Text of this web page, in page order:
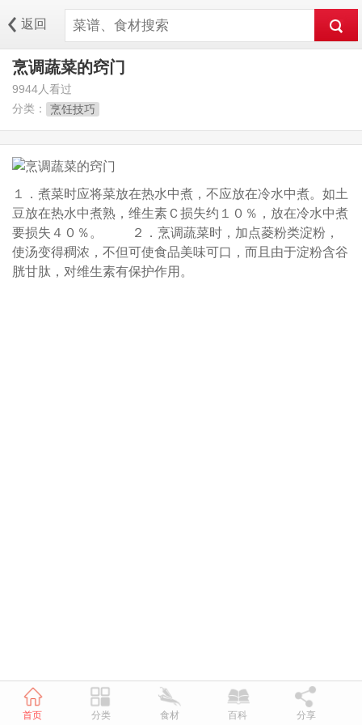
返回
烹调蔬菜的窍门
9944人看过
分类：
烹饪技巧
１．煮菜时应将菜放在热水中煮，不应放在冷水中煮。如土
豆放在热水中煮熟，维生素Ｃ损失约１０％，放在冷水中煮
要损失４０％。 ２．烹调蔬菜时，加点菱粉类淀粉，
使汤变得稠浓，不但可使食品美味可口，而且由于淀粉含谷
胱甘肽，对维生素有保护作用。
首页 分类 食材 百科 分享